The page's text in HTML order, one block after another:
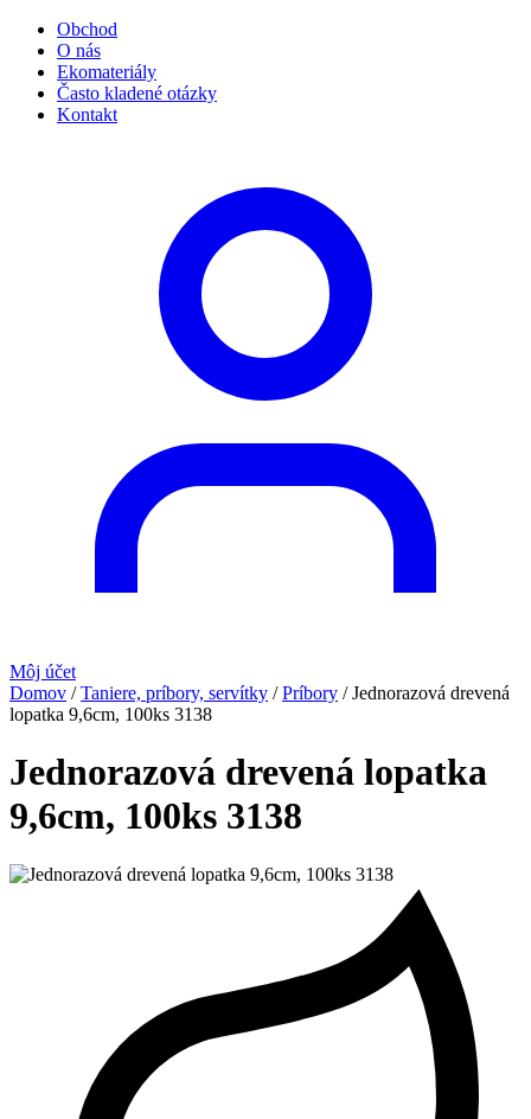
Obchod
O nás
Ekomateriály
Často kladené otázky
Kontakt
Môj účet
Domov /Taniere, príbory, servítky /Príbory /Jednorazová drevená
lopatka 9,6cm, 100ks 3138
Jednorazová drevená lopatka
9,6cm, 100ks 3138